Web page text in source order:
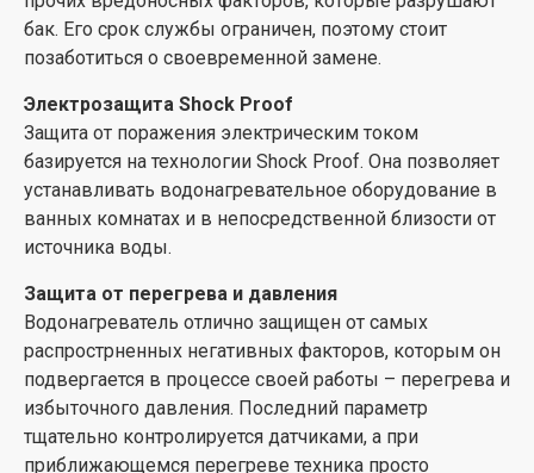
бак. Его срок службы ограничен, поэтому стоит
позаботиться о своевременной замене.
Электрозащита Shock Proof
Защита от поражения электрическим током
базируется на технологии Shock Proof. Она позволяет
устанавливать водонагревательное оборудование в
ванных комнатах и в непосредственной близости от
источника воды.
Защита от перегрева и давления
Водонагреватель отлично защищен от самых
распрострненных негативных факторов, которым он
подвергается в процессе своей работы – перегрева и
избыточного давления. Последний параметр
тщательно контролируется датчиками, а при
приближающемся перегреве техника просто